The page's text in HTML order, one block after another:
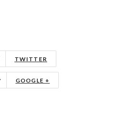
TWITTER
GOOGLE +